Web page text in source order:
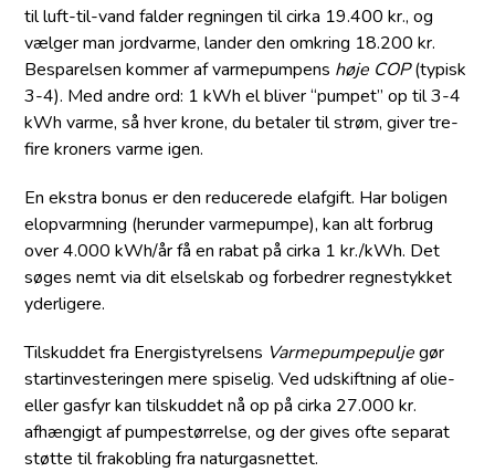
til luft-til-vand falder regningen til cirka 19.400 kr., og
vælger man jordvarme, lander den omkring 18.200 kr.
Besparelsen kommer af varmepumpens høje COP(typisk
3-4). Med andre ord: 1 kWh el bliver “pumpet” op til 3-4
kWh varme, så hver krone, du betaler til strøm, giver tre-
fire kroners varme igen.
En ekstra bonus er den reducerede elafgift. Har boligen
elopvarmning (herunder varmepumpe), kan alt forbrug
over 4.000 kWh/år få en rabat på cirka 1 kr./kWh. Det
søges nemt via dit elselskab og forbedrer regnestykket
yderligere.
Tilskuddet fra Energistyrelsens Varmepumpepuljegør
start­investeringen mere spiselig. Ved udskiftning af olie-
eller gasfyr kan tilskuddet nå op på cirka 27.000 kr.
afhængigt af pumpestørrelse, og der gives ofte separat
støtte til frakobling fra naturgasnettet.